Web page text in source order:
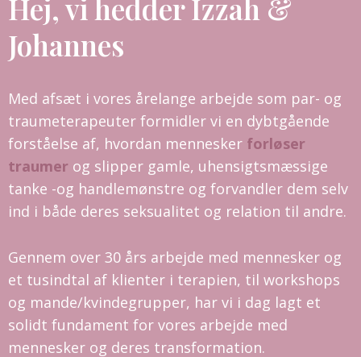
Hej, vi hedder Izzah &
Johannes
Med afsæt i vores årelange arbejde som par- og
traumeterapeuter formidler vi en dybtgående
forståelse af, hvordan mennesker forløser
traumer og slipper gamle, uhensigtsmæssige
tanke -og handlemønstre og forvandler dem selv
ind i både deres seksualitet og relation til andre.
Gennem over 30 års arbejde med mennesker og
et tusindtal af klienter i terapien, til workshops
og mande/kvindegrupper, har vi i dag lagt et
solidt fundament for vores arbejde med
mennesker og deres transformation.